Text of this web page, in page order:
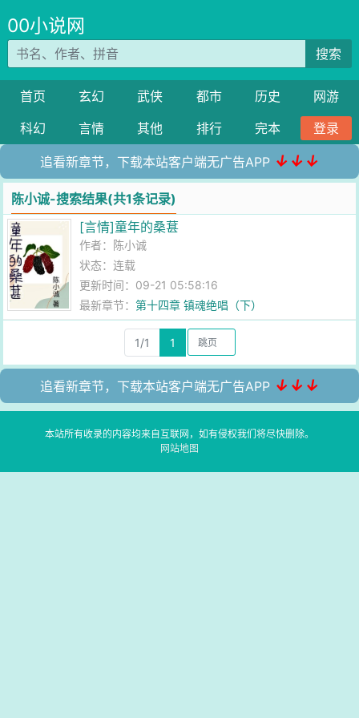
00小说网
搜索
首页 玄幻 武侠 都市 历史
网游
科幻
言情 其他 排行 完本 登录
追看新章节，下载本站客户端无广告APP ↓↓↓
陈小诚-搜索结果(共1条记录)
[言情]童年的桑葚
作者： 陈小诚
状态：连载
更新时间：09-21 05:58:16
最新章节：第十四章 镇魂绝唱（下）
1/1 1
追看新章节，下载本站客户端无广告APP ↓↓↓
本站所有收录的内容均来自互联网，如有侵权我们将尽快删除。
网站地图